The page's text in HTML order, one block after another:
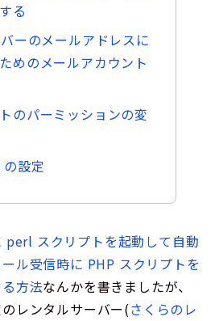
る
ーのメールアドレスに
めのメールアカウント
のパーミッションの変
設定
perl スクリプトを起動して自動
ール受信時に PHP スクリプトを
方法なんかを書きましたが、
レンタルサーバー(さくらのレ